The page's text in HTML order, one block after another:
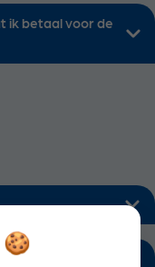
ik betaal voor de
🍪